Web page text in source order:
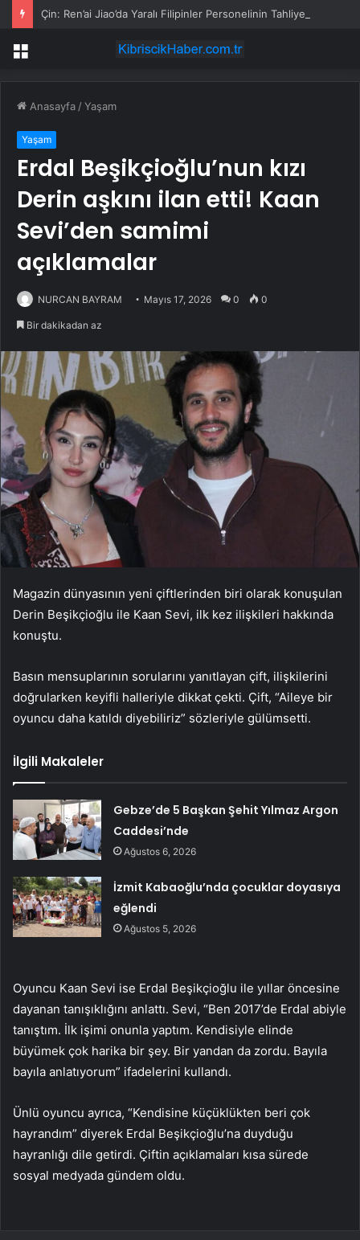
Menü
Anasayfa /Yaşam
Yaşam
Erdal Beşikçioğlu’nun kızı
Derin aşkını ilan etti! Kaan
Sevi’den samimi
açıklamalar
NURCAN BAYRAM Mayıs 17, 2026 0 0
Bir dakikadan az
Magazin dünyasının yeni çiftlerinden biri olarak konuşulan
Derin Beşikçioğlu ile Kaan Sevi, ilk kez ilişkileri hakkında
konuştu.
Basın mensuplarının sorularını yanıtlayan çift, ilişkilerini
doğrularken keyifli halleriyle dikkat çekti. Çift, “Aileye bir
oyuncu daha katıldı diyebiliriz” sözleriyle gülümsetti.
İlgili Makaleler
Gebze’de 5 Başkan Şehit Yılmaz Argon
Caddesi’nde
Ağustos 6, 2026
İzmit Kabaoğlu’nda çocuklar doyasıya
eğlendi
Ağustos 5, 2026
Oyuncu Kaan Sevi ise Erdal Beşikçioğlu ile yıllar öncesine
dayanan tanışıklığını anlattı. Sevi, “Ben 2017’de Erdal abiyle
tanıştım. İlk işimi onunla yaptım. Kendisiyle elinde
büyümek çok harika bir şey. Bir yandan da zordu. Bayıla
bayıla anlatıyorum” ifadelerini kullandı.
Ünlü oyuncu ayrıca, “Kendisine küçüklükten beri çok
hayrandım” diyerek Erdal Beşikçioğlu’na duyduğu
hayranlığı dile getirdi. Çiftin açıklamaları kısa sürede
sosyal medyada gündem oldu.